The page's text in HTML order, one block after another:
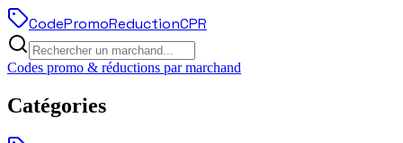
CodePromoReductionCPR
Codes promo & réductions par marchand
Catégories